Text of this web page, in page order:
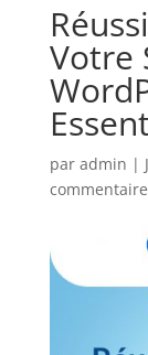
Votre
par admin |
commentaire